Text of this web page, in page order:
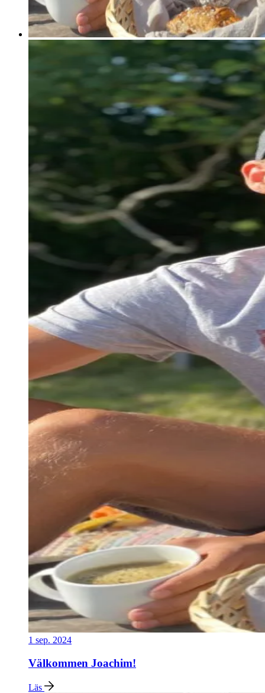
1 sep. 2024
Välkommen Joachim!
Läs